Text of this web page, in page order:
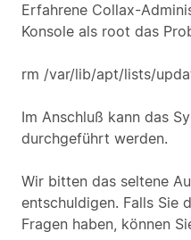
Erfahrene Collax-
Konsole als root das
rm /var/lib/apt/lists/
Im Anschluß kann das
durchgeführt werden.
Wir bitten das seltene
entschuldigen. Falls Sie
Fragen haben, können